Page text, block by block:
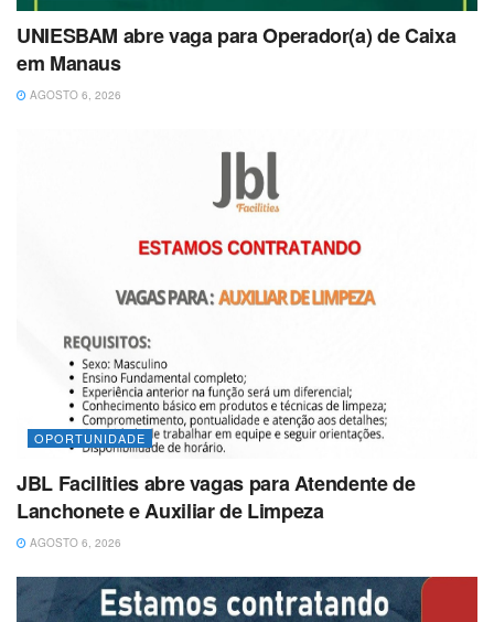
UNIESBAM abre vaga para Operador(a) de Caixa
em Manaus
AGOSTO 6, 2026
OPORTUNIDADE
JBL Facilities abre vagas para Atendente de
Lanchonete e Auxiliar de Limpeza
AGOSTO 6, 2026